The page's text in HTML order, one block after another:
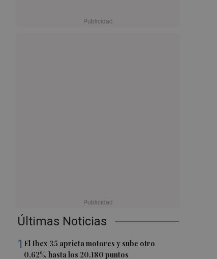
Últimas Noticias
1 El Ibex 35 aprieta motores y sube otro
0,62%, hasta los 20.180 puntos